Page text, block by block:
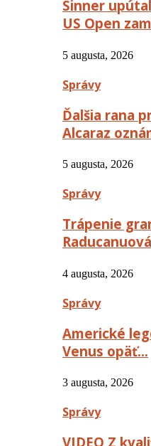
Sinner
US Open
5 augusta, 2026
Správy
Ďalšia rana
Alcaraz
5 augusta, 2026
Správy
Trápenie
4 augusta, 2026
Správy
Americké
Venus opäť…
3 augusta, 2026
Správy
VIDEO Z